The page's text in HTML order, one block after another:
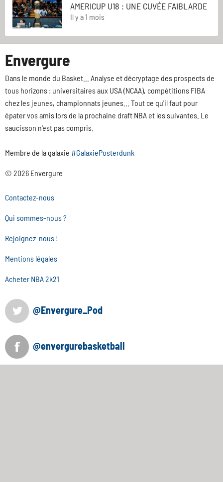
AMERICUP U18 : UNE CUVÉE FAIBLARDE
Il y a 1 mois
Envergure
Dans le monde du Basket... Analyse et décryptage des prospects de
tous horizons : universitaires aux USA (NCAA), compétitions FIBA
chez les jeunes, championnats jeunes... Tout ce qu'il faut pour
épater vos amis lors de la prochaine draft NBA et les suivantes. Le
saucisson n'est pas compris.
Membre de la galaxie #GalaxiePosterdunk
© 2026 Envergure
Contactez-nous
Qui sommes-nous ?
Rejoignez-nous !
Mentions légales
Acheter NBA 2k21
@Envergure_Pod
@envergurebasketball